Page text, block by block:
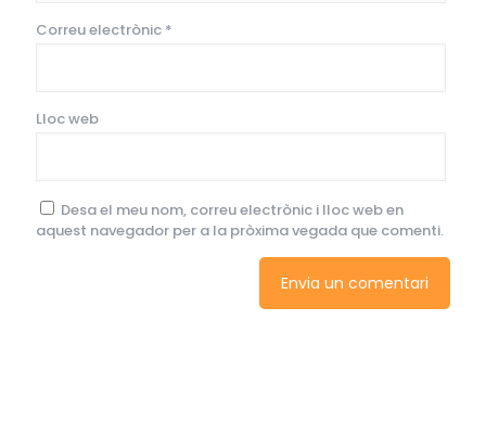
Correu electrònic *
Lloc web
Desa el meu nom, correu electrònic i lloc web en
aquest navegador per a la pròxima vegada que comenti.